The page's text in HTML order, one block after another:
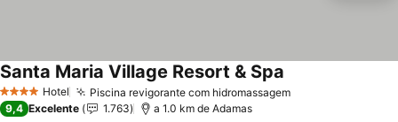
4 EstrelasHotel Piscina revigorante com hidromassagem
Santa Maria Village Resort & Spa
9,4 Excelente 1.763 a 1.0 km de Adamas